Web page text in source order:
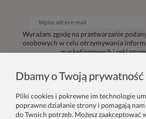
Wyrażam zgodę na przetwarzanie
osobowych w celu otrzymywania
marketingowych i
Zamówienie Inne
Dbamy o Twoją prywatność
Pliki cookies i pokrewne im technologie
poprawne działanie strony i pomagają
do Twoich potrzeb. Możesz zaakceptować